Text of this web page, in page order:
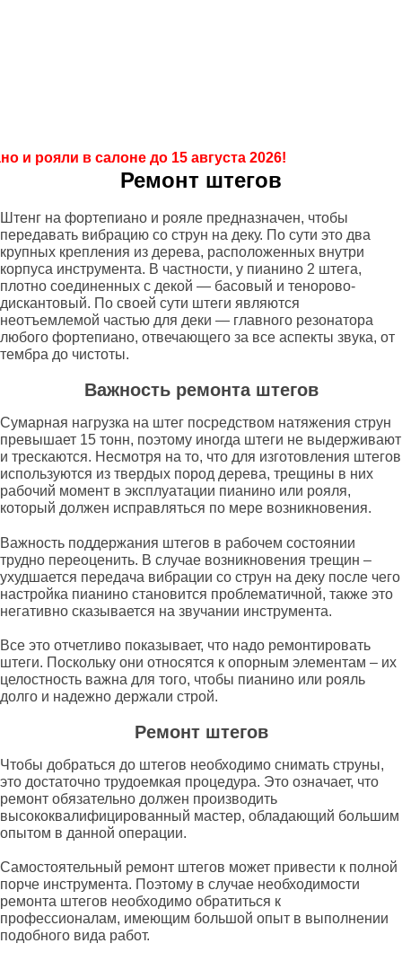
и рояли в салоне до 15 августа 2026!
Ремонт штегов
Штенг на фортепиано и рояле предназначен, чтобы
передавать вибрацию со струн на деку. По сути это два
крупных крепления из дерева, расположенных внутри
корпуса инструмента. В частности, у пианино 2 штега,
плотно соединенных с декой — басовый и тенорово-
дискантовый. По своей сути штеги являются
неотъемлемой частью для деки — главного резонатора
любого фортепиано, отвечающего за все аспекты звука, от
тембра до чистоты.
Важность ремонта штегов
Сумарная нагрузка на штег посредством натяжения струн
превышает 15 тонн, поэтому иногда штеги не выдерживают
и трескаются. Несмотря на то, что для изготовления штегов
используются из твердых пород дерева, трещины в них
рабочий момент в эксплуатации пианино или рояля,
который должен исправляться по мере возникновения.
Важность поддержания штегов в рабочем состоянии
трудно переоценить. В случае возникновения трещин –
ухудшается передача вибрации со струн на деку после чего
настройка пианино становится проблематичной, также это
негативно сказывается на звучании инструмента.
Все это отчетливо показывает, что надо ремонтировать
штеги. Поскольку они относятся к опорным элементам – их
целостность важна для того, чтобы пианино или рояль
долго и надежно держали строй.
Ремонт штегов
Чтобы добраться до штегов необходимо снимать струны,
это достаточно трудоемкая процедура. Это означает, что
ремонт обязательно должен производить
высококвалифицированный мастер, обладающий большим
опытом в данной операции.
Самостоятельный ремонт штегов может привести к полной
порче инструмента. Поэтому в случае необходимости
ремонта штегов необходимо обратиться к
профессионалам, имеющим большой опыт в выполнении
подобного вида работ.